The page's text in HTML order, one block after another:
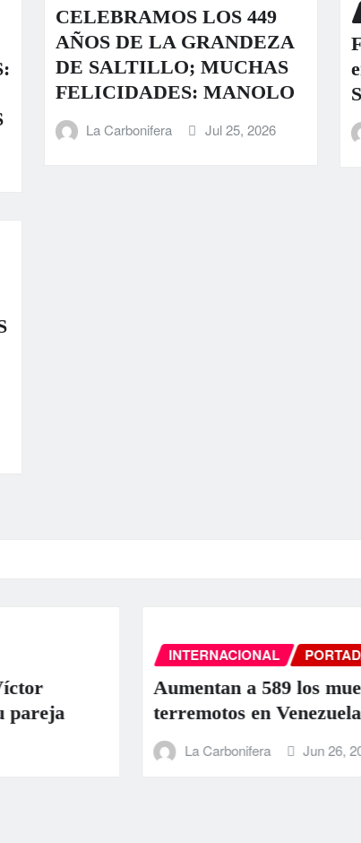
CELEBRAMOS LOS 449
AÑOS DE LA GRANDEZA
DE SALTILLO; MUCHAS
FELICIDADES: MANOLO
La Carbonifera Jul 25, 2026
por los
INTERNACIONAL
EEUU anuncia
para
La Carbonifera